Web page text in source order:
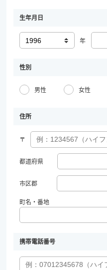
生年月日
年
性別
男性 女性
住所
〒
都道府県
市区郡
町名・番地
携帯電話番号